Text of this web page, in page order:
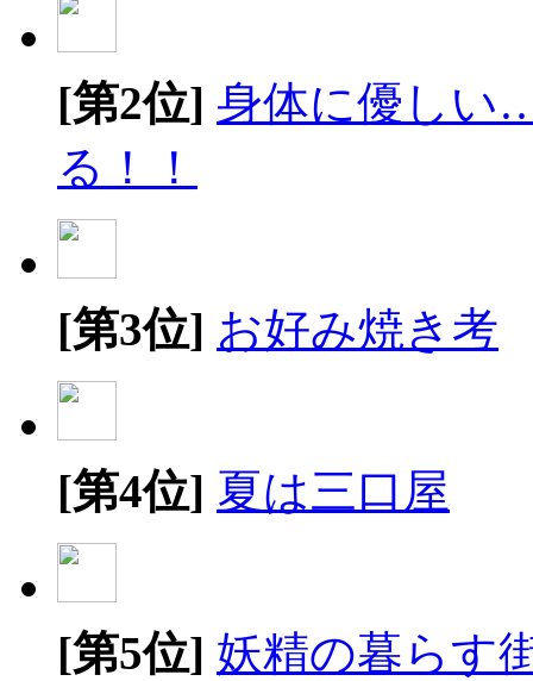
[第2位] 身体に優しい
る！！
[第3位] お好み焼き考
[第4位] 夏は三口屋
[第5位] 妖精の暮らす